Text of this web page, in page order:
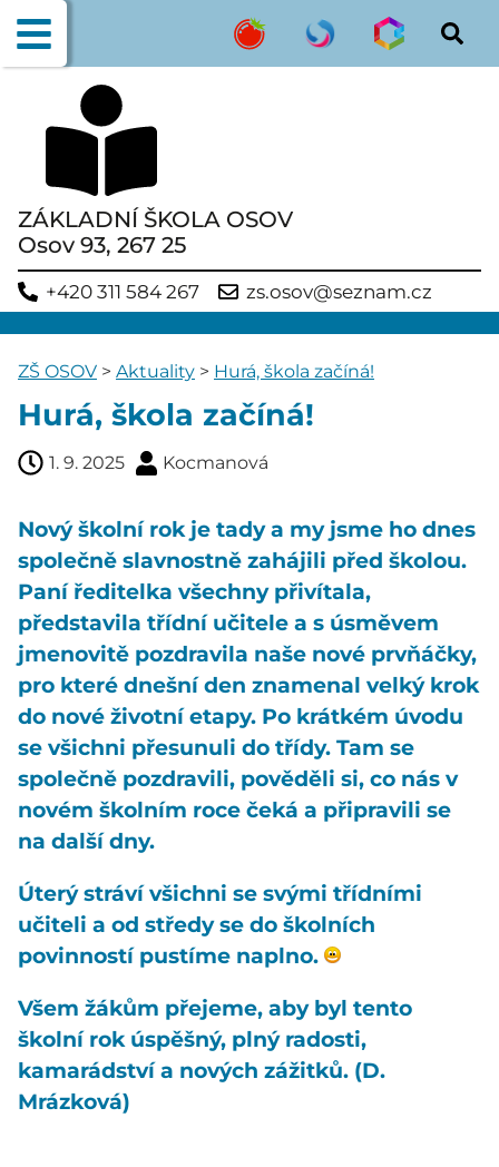
ZÁKLADNÍ ŠKOLA OSOV
Osov 93, 267 25
+420 311 584 267 zs.osov@seznam.cz
ZŠ OSOV > Aktuality > Hurá, škola začíná!
Hurá, škola začíná!
1. 9. 2025 Kocmanová
Nový školní rok je tady a my jsme ho dnes
společně slavnostně zahájili před školou.
Paní ředitelka všechny přivítala,
představila třídní učitele a s úsměvem
jmenovitě pozdravila naše nové prvňáčky,
pro které dnešní den znamenal velký krok
do nové životní etapy. Po krátkém úvodu
se všichni přesunuli do třídy. Tam se
společně pozdravili, pověděli si, co nás v
novém školním roce čeká a připravili se
na další dny.
Úterý stráví všichni se svými třídními
učiteli a od středy se do školních
povinností pustíme naplno.
Všem žákům přejeme, aby byl tento
školní rok úspěšný, plný radosti,
kamarádství a nových zážitků. (D.
Mrázková)